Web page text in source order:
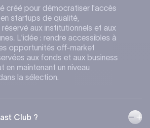
créé pour démocratiser l'accès
startups de qualité,
aux institutionnels et aux
L'idée : rendre accessibles à
opportunités off-market
aux fonds et aux business
en maintenant un niveau
la sélection.
Club ?